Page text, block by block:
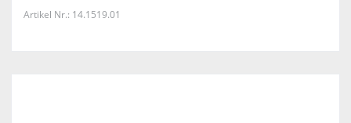
Artikel Nr.: 14.1519.01